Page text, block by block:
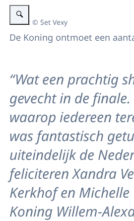
Vergroot afbeelding Koning bezoekt WK
Beeld: © Set Vexy
De Koning ontmoet een
“Wat een prachtig
gevecht in de
waarop iedereen
was fantastisch
uiteindelijk de
feliciteren Xandra
Kerkhof en Michelle
Koning Willem-